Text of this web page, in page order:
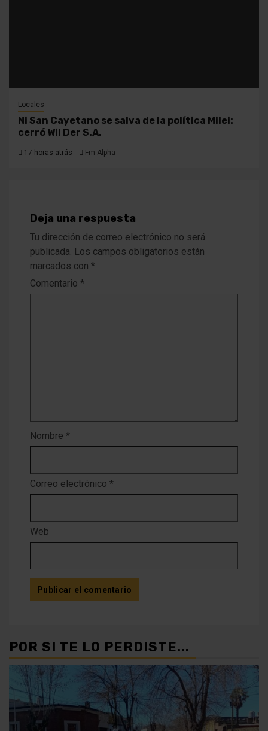
Locales
Ni San Cayetano se salva de la política Milei:
cerró Wil Der S.A.
17 horas atrás Fm Alpha
Deja una respuesta
Tu dirección de correo electrónico no será
publicada. Los campos obligatorios están
marcados con *
Comentario *
Nombre *
Correo electrónico *
Web
POR SI TE LO PERDISTE...